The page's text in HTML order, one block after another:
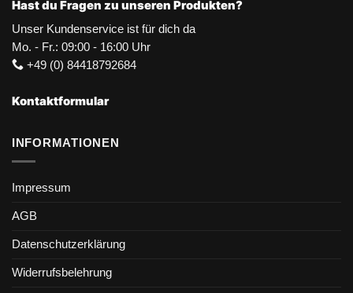
Hast du Fragen zu unseren Produkten?
Unser Kundenservice ist für dich da
Mo. - Fr.: 09:00 - 16:00 Uhr
+49 (0) 84418792684
Kontaktformular
INFORMATIONEN
Impressum
AGB
Datenschutzerklärung
Widerrufsbelehrung